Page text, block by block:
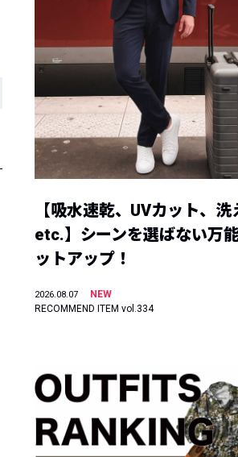
【吸水速乾、UVカット、洗
etc.】シーンを選ばない万
ットアップ！
2026.08.07
NEW
RECOMMEND ITEM vol.334